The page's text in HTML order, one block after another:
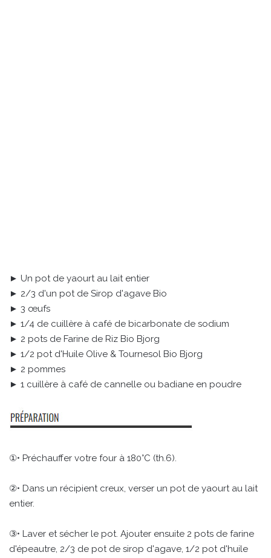
► Un pot de yaourt au lait entier
► 2/3 d'un pot de Sirop d'agave Bio
► 3 œufs
► 1/4 de cuillère à café de bicarbonate de sodium
► 2 pots de Farine de Riz Bio Bjorg
► 1/2 pot d'Huile Olive & Tournesol Bio Bjorg
► 2 pommes
► 1 cuillère à café de cannelle ou badiane en poudre
①• Préchauffer votre four à 180°C (th.6).
②• Dans un récipient creux, verser un pot de yaourt au lait
entier.
③• Laver et sécher le pot. Ajouter ensuite 2 pots de farine
d'épeautre, 2/3 de pot de sirop d'agave, 1/2 pot d'huile